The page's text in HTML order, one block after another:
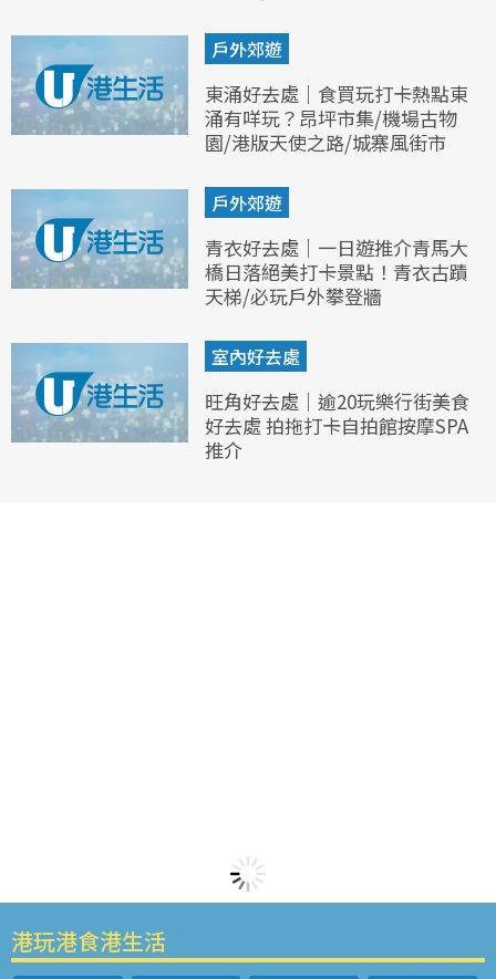
戶外郊遊
東涌好去處｜食買玩打卡熱點東
涌有咩玩？昂坪市集/機場古物
園/港版天使之路/城寨風街市
戶外郊遊
青衣好去處｜一日遊推介青馬大
橋日落絕美打卡景點！青衣古蹟
天梯/必玩戶外攀登牆
室內好去處
旺角好去處｜逾20玩樂行街美食
好去處 拍拖打卡自拍館按摩SPA
推介
港玩港食港生活